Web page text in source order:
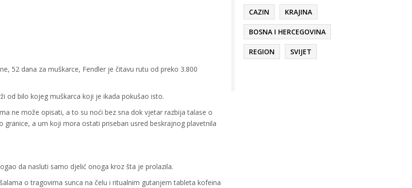
52 dana za muškarce, Fendler je čitavu rutu od preko 3.800
od bilo kojeg muškarca koji je ikada pokušao isto.
ne može opisati, a to su noći bez sna dok vjetar razbija talase o
a um koji mora ostati priseban usred beskrajnog plavetnila
da nasluti samo djelić onoga kroz šta je prolazila.
o tragovima sunca na čelu i ritualnim gutanjem tableta kofeina
CAZIN KRAJINA
BOSNA I HERCEGOVINA
REGION SVIJET